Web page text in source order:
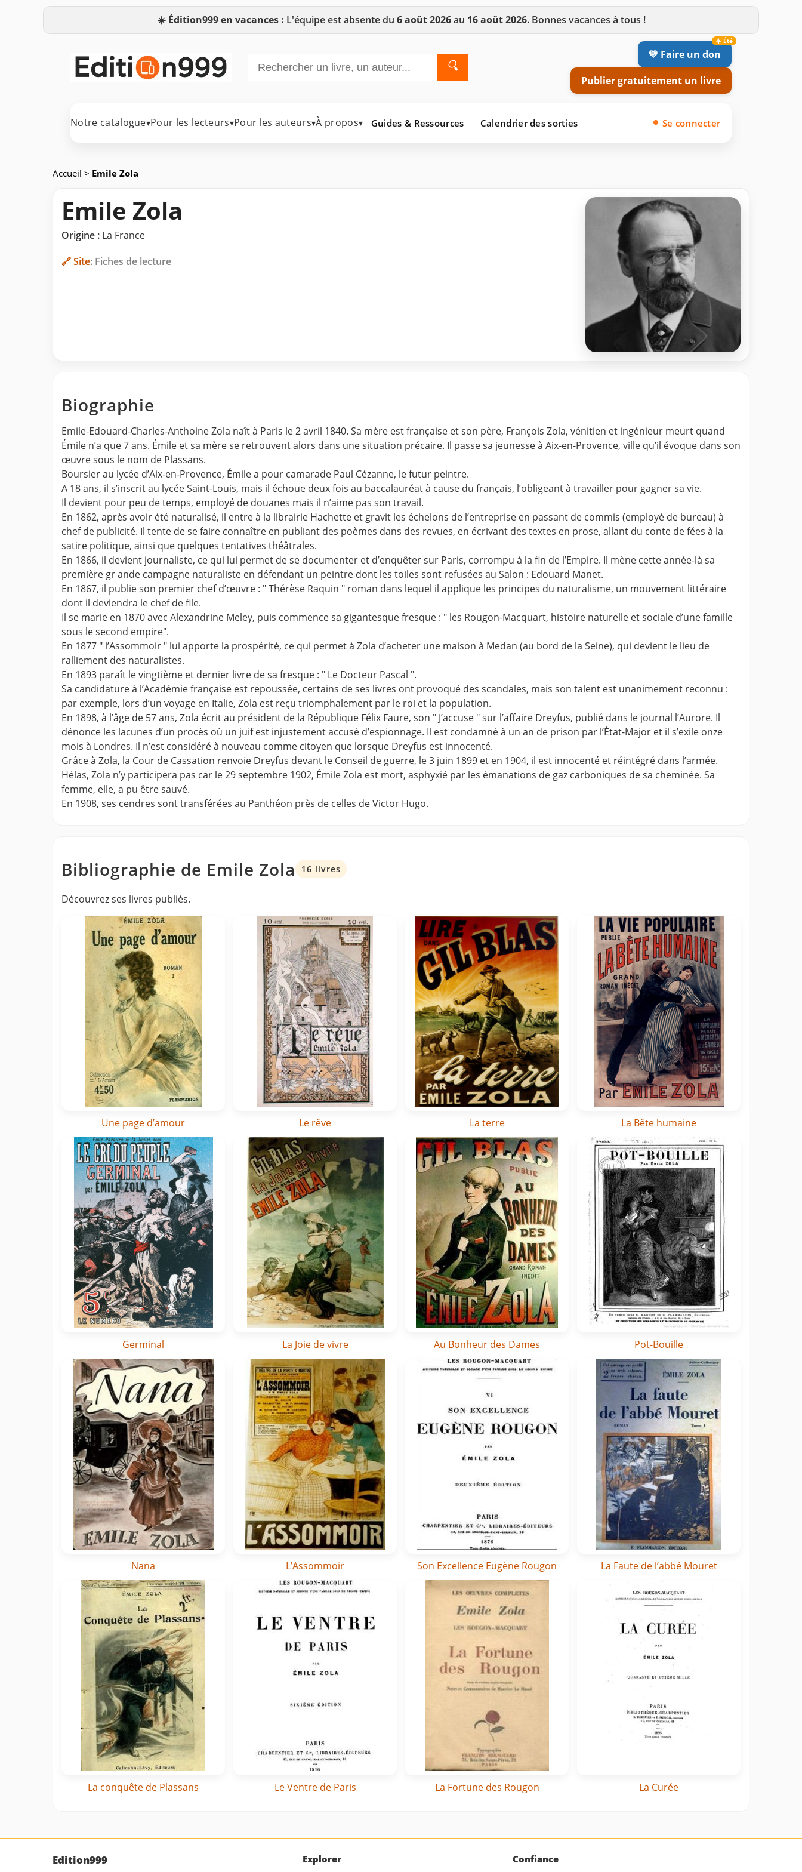
☀️ Édition999 en vacances : L'équipe est absente du 6 août 2026au 16 août 2026. Bonnes vacances à tous !
🔍
💛 Faire un don
Publier gratuitement un livre
Notre catalogue▾Pour les lecteurs▾Pour les auteurs▾À propos▾ Guides & Ressources Calendrier des sorties Se connecter
Accueil > Emile Zola
Emile Zola
Origine : La France
🔗 Site: Fiches de lecture
Biographie
Emile-Edouard-Charles-Anthoine Zola naît à Paris le 2 avril 1840. Sa mère est française et son père, François Zola, vénitien et ingénieur meurt quand
Émile n’a que 7 ans. Émile et sa mère se retrouvent alors dans une situation précaire. Il passe sa jeunesse à Aix-en-Provence, ville qu’il évoque dans son
œuvre sous le nom de Plassans.
Boursier au lycée d’Aix-en-Provence, Émile a pour camarade Paul Cézanne, le futur peintre.
A 18 ans, il s’inscrit au lycée Saint-Louis, mais il échoue deux fois au baccalauréat à cause du français, l’obligeant à travailler pour gagner sa vie.
Il devient pour peu de temps, employé de douanes mais il n’aime pas son travail.
En 1862, après avoir été naturalisé, il entre à la librairie Hachette et gravit les échelons de l’entreprise en passant de commis (employé de bureau) à
chef de publicité. Il tente de se faire connaître en publiant des poèmes dans des revues, en écrivant des textes en prose, allant du conte de fées à la
satire politique, ainsi que quelques tentatives théâtrales.
En 1866, il devient journaliste, ce qui lui permet de se documenter et d’enquêter sur Paris, corrompu à la fin de l’Empire. Il mène cette année-là sa
première gr ande campagne naturaliste en défendant un peintre dont les toiles sont refusées au Salon : Edouard Manet.
En 1867, il publie son premier chef d’œuvre : " Thérèse Raquin " roman dans lequel il applique les principes du naturalisme, un mouvement littéraire
dont il deviendra le chef de file.
Il se marie en 1870 avec Alexandrine Meley, puis commence sa gigantesque fresque : " les Rougon-Macquart, histoire naturelle et sociale d’une famille
sous le second empire".
En 1877 " l’Assommoir " lui apporte la prospérité, ce qui permet à Zola d’acheter une maison à Medan (au bord de la Seine), qui devient le lieu de
ralliement des naturalistes.
En 1893 paraît le vingtième et dernier livre de sa fresque : " Le Docteur Pascal ".
Sa candidature à l’Académie française est repoussée, certains de ses livres ont provoqué des scandales, mais son talent est unanimement reconnu :
par exemple, lors d’un voyage en Italie, Zola est reçu triomphalement par le roi et la population.
En 1898, à l’âge de 57 ans, Zola écrit au président de la République Félix Faure, son " J’accuse " sur l’affaire Dreyfus, publié dans le journal l’Aurore. Il
dénonce les lacunes d’un procès où un juif est injustement accusé d’espionnage. Il est condamné à un an de prison par l’État-Major et il s’exile onze
mois à Londres. Il n’est considéré à nouveau comme citoyen que lorsque Dreyfus est innocenté.
Grâce à Zola, la Cour de Cassation renvoie Dreyfus devant le Conseil de guerre, le 3 juin 1899 et en 1904, il est innocenté et réintégré dans l’armée.
Hélas, Zola n’y participera pas car le 29 septembre 1902, Émile Zola est mort, asphyxié par les émanations de gaz carboniques de sa cheminée. Sa
femme, elle, a pu être sauvé.
En 1908, ses cendres sont transférées au Panthéon près de celles de Victor Hugo.
Bibliographie de Emile Zola 16 livres
Découvrez ses livres publiés.
Une page d’amour Le rêve La terre La Bête humaine
Germinal La Joie de vivre Au Bonheur des Dames Pot-Bouille
Nana L’Assommoir Son Excellence Eugène Rougon La Faute de l’abbé Mouret
La conquête de Plassans Le Ventre de Paris La Fortune des Rougon La Curée
Edition999
Explorer
Confiance